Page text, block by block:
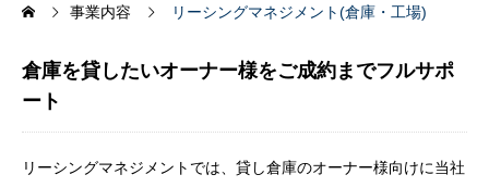
事業内容 リーシングマネジメント(倉庫・工場)
倉庫を貸したいオーナー様をご成約までフルサポ
ート
リーシングマネジメントでは、貸し倉庫のオーナー様向けに当社